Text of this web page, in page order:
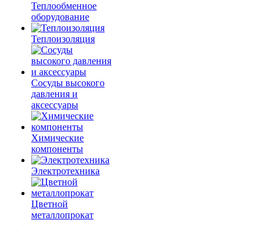
Теплообменное
оборудование
Теплоизоляция
Сосуды высокого
давления и
аксессуары
Химические
компоненты
Электротехника
Цветной
металлопрокат